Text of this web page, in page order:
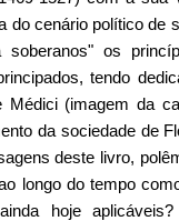
do cenário político de
soberanos" os
tendo
Médici (imagem da
da sociedade de
deste livro,
longo do tempo
hoje